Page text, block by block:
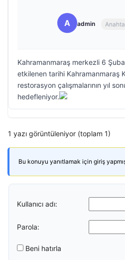
A admin
Kahramanmaraş merkezli 6
etkilenen tarihi Kahramanmaraş
restorasyon çalışmalarının yıl
hedefleniyor.
1 yazı görüntüleniyor (toplam 1)
Bu konuyu yanıtlamak için giriş yapmış
Kullanıcı adı:
Parola:
Beni hatırla